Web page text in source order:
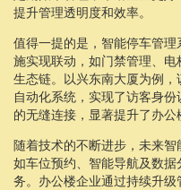
提升管理透明度和效率。
值得一提的是，智能停车管
施实现联动，如门禁管理、
生态链。以兴东南大厦为例
自动化系统，实现了访客身
的无缝连接，显著提升了办公
随着技术的不断进步，未来智
如车位预约、智能导航及数
务。办公楼企业通过持续升